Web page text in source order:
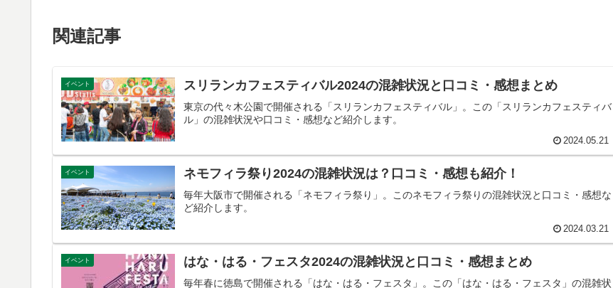
関連記事
イベント スリランカフェスティバル2024の混雑状況と口コミ・感想まとめ
東京の代々木公園で開催される「スリランカフェスティバル」。この「スリランカフェスティバ
ル」の混雑状況や口コミ・感想など紹介します。
2024.05.21
イベント ネモフィラ祭り2024の混雑状況は？口コミ・感想も紹介！
毎年大阪市で開催される「ネモフィラ祭り」。このネモフィラ祭りの混雑状況と口コミ・感想な
ど紹介します。
2024.03.21
イベント はな・はる・フェスタ2024の混雑状況と口コミ・感想まとめ
毎年春に徳島で開催される「はな・はる・フェスタ」。この「はな・はる・フェスタ」の混雑状